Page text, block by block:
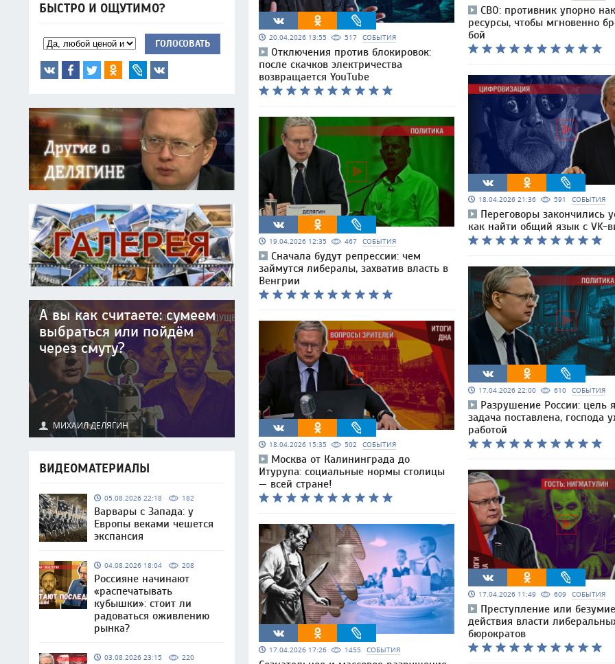
БЫСТРО И ОЩУТИМО?
ГОЛОСОВАТЬ
А вы как считаете: сумеем
выбраться или пойдём
через смуту?
МИХАИЛ ДЕЛЯГИН
ВИДЕОМАТЕРИАЛЫ
05.08.2026 22:18 182
Варвары с Запада: у
Европы веками чешется
экспансия
04.08.2026 18:04 208
Россияне начинают
«распечатывать
кубышки»: стоит ли
радоваться оживлению
рынка?
03.08.2026 23:15 220
20.04.2026 13:55 517 СОБЫТИЯ
Отключения против блокировок:
после скачков электричества
возвращается YouTube
19.04.2026 12:35 467 СОБЫТИЯ
Сначала будут репрессии: чем
займутся либералы, захватив власть в
Венгрии
18.04.2026 15:35 502 СОБЫТИЯ
Москва от Калининграда до
Итурупа: социальные нормы столицы
— всей стране!
17.04.2026 17:26 1455 СОБЫТИЯ
СВО: противник упорно
ресурсы, чтобы мгновенно
бой
18.04.2026 21:36 591 СОБЫТИЯ
Переговоры закончились
как найти общий язык с VK-
17.04.2026 22:00 610 СОБЫТИЯ
Разрушение России: цель
задача поставлена, господа
работой
17.04.2026 11:49 609 СОБЫТИЯ
Преступление или
действия власти
бюрократов